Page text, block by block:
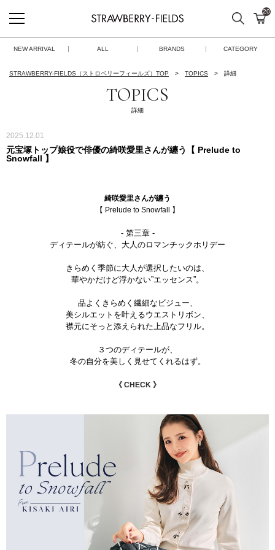
STRAWBERRY-FIELDS
検索 カ
20
NEW ARRIVAL ALL BRANDS CATEGORY
STRAWBERRY-FIELDS（ストロベリーフィールズ）TOP TOPICS 詳細
TOPICS
詳細
2025.12.01
元宝塚トップ娘役で俳優の綺咲愛里さんが纏う【 Prelude to
Snowfall 】
綺咲愛里さんが纏う
【 Prelude to Snowfall 】
- 第三章 -
ディテールが紡ぐ、大人のロマンチックホリデー
きらめく季節に大人が選択したいのは、
華やかだけど浮かない”エッセンス”。
品よくきらめく繊細なビジュー、
美シルエットを叶えるウエストリボン、
襟元にそっと添えられた上品なフリル。
３つのディテールが、
冬の自分を美しく見せてくれるはず。
《 CHECK 》